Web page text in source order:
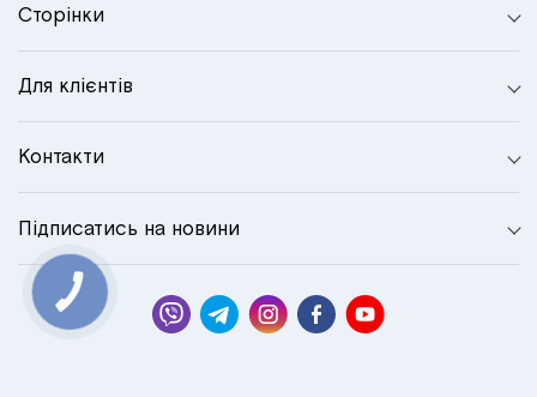
Сторінки
Для клієнтів
Контакти
Підписатись на новини
КНОПКА
СВЯЗИ